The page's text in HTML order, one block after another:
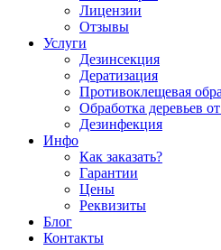
Лицензии
Отзывы
Услуги
Дезинсекция
Дератизация
Противоклещевая
Обработка деревьев
Дезинфекция
Инфо
Как заказать?
Гарантии
Цены
Реквизиты
Блог
Контакты